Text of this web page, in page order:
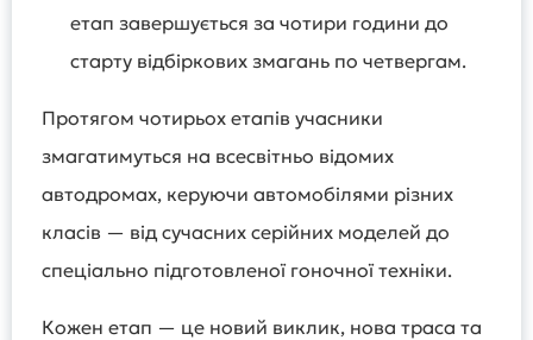
етап завершується за чотири години до
старту відбіркових змагань по четвергам.
Протягом чотирьох етапів учасники
змагатимуться на всесвітньо відомих
автодромах, керуючи автомобілями різних
класів — від сучасних серійних моделей до
спеціально підготовленої гоночної техніки.
Кожен етап — це новий виклик, нова траса та